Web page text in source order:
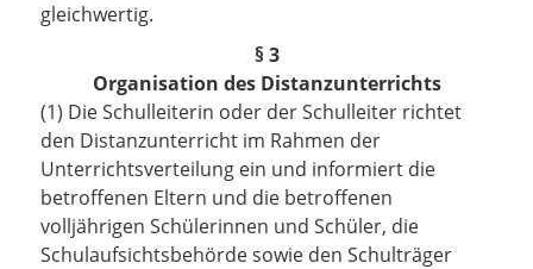
gleichwertig.
§ 3
Organisation des Distanzunterrichts
(1) Die Schulleiterin oder der Schulleiter richtet
den Distanzunterricht im Rahmen der
Unterrichtsverteilung ein und informiert die
betroffenen Eltern und die betroffenen
volljährigen Schülerinnen und Schüler, die
Schulaufsichtsbehörde sowie den Schulträger